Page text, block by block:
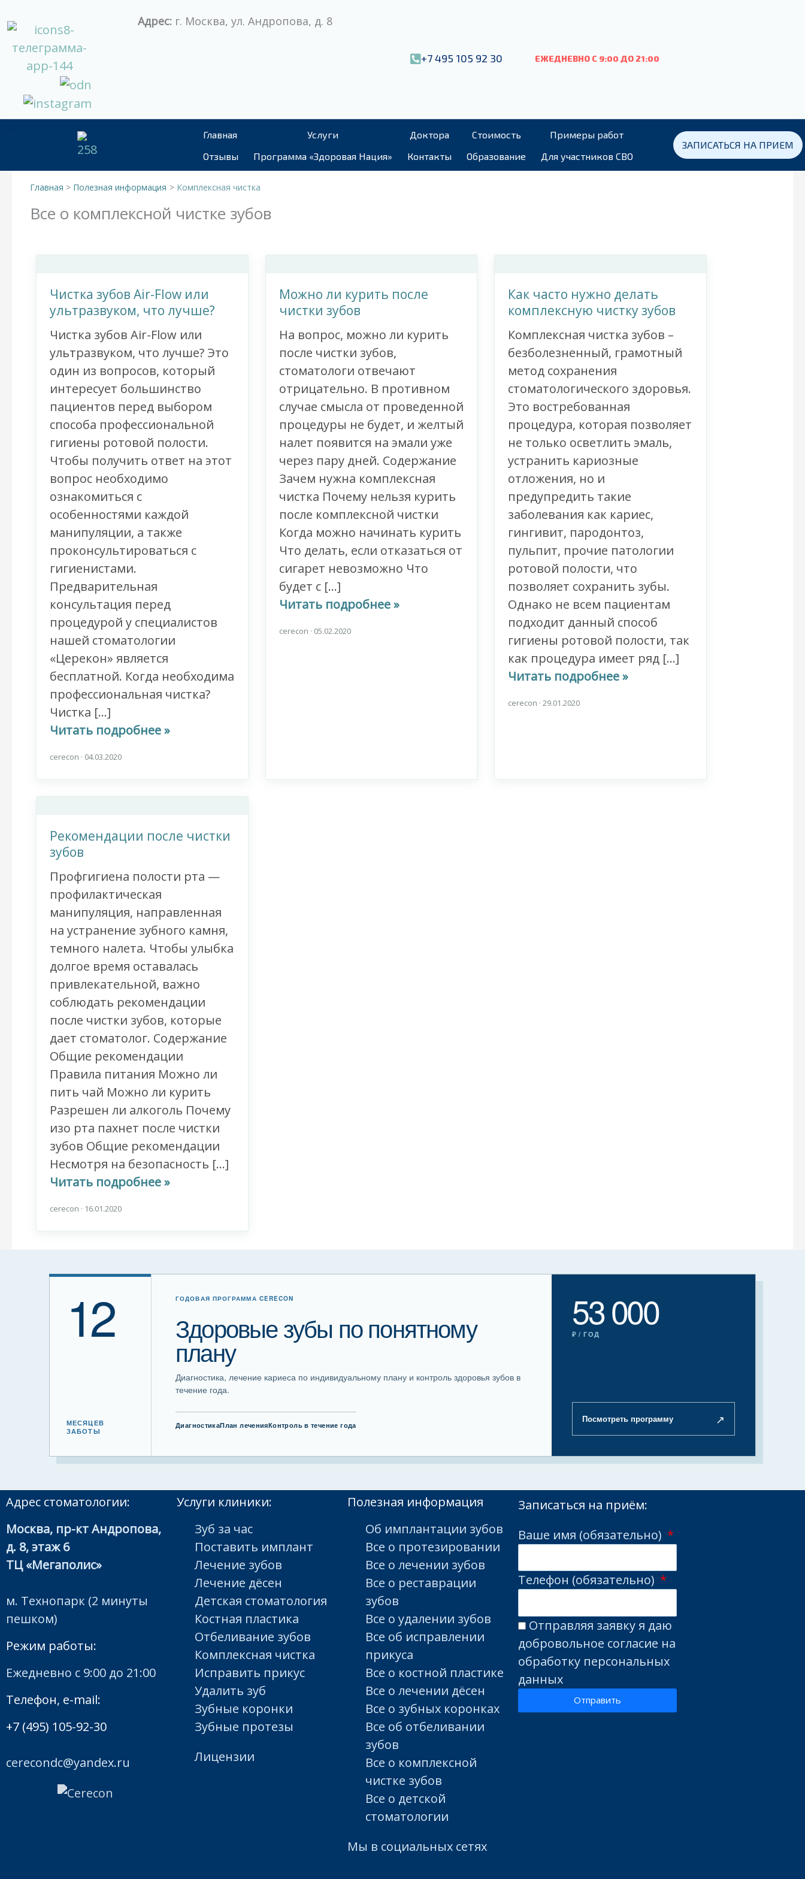
содержимому
Адрес: г. Москва, ул. Андропова, д. 8
+7 495 105 92 30 ЕЖЕДНЕВНО С 9:00 ДО 21:00
Главная Услуги Доктора Стоимость
Примеры работ
Отзывы
Программа «Здоровая Нация» Контакты Образование Для участников СВО
ЗАПИСАТЬСЯ НА ПРИЕМ
Главная Полезная информация Комплексная чистка
Все о комплексной чистке зубов
Чистка зубов Air-Flow или
ультразвуком, что лучше?
Чистка зубов Air-Flow или
ультразвуком, что лучше? Это
один из вопросов, который
интересует большинство
пациентов перед выбором
способа профессиональной
гигиены ротовой полости.
Чтобы получить ответ на этот
вопрос необходимо
ознакомиться с
особенностями каждой
манипуляции, а также
проконсультироваться с
гигиенистами.
Предварительная
консультация перед
процедурой у специалистов
нашей стоматологии
«Церекон» является
бесплатной. Когда необходима
профессиональная чистка?
Чистка […]
Читать подробнее »
cerecon · 04.03.2020
Можно ли курить после
чистки зубов
На вопрос, можно ли курить
после чистки зубов,
стоматологи отвечают
отрицательно. В противном
случае смысла от проведенной
процедуры не будет, и желтый
налет появится на эмали уже
через пару дней. Содержание
Зачем нужна комплексная
чистка Почему нельзя курить
после комплексной чистки
Когда можно начинать курить
Что делать, если отказаться от
сигарет невозможно Что
будет с […]
Читать подробнее »
cerecon · 05.02.2020
Как часто нужно делать
комплексную чистку зубов
Комплексная чистка зубов –
безболезненный, грамотный
метод сохранения
стоматологического здоровья.
Это востребованная
процедура, которая позволяет
не только осветлить эмаль,
устранить кариозные
отложения, но и
предупредить такие
заболевания как кариес,
гингивит, пародонтоз,
пульпит, прочие патологии
ротовой полости, что
позволяет сохранить зубы.
Однако не всем пациентам
подходит данный способ
гигиены ротовой полости, так
как процедура имеет ряд […]
Читать подробнее »
cerecon ·29.01.2020
Рекомендации после чистки
зубов
Профгигиена полости рта —
профилактическая
манипуляция, направленная
на устранение зубного камня,
темного налета. Чтобы улыбка
долгое время оставалась
привлекательной, важно
соблюдать рекомендации
после чистки зубов, которые
дает стоматолог. Содержание
Общие рекомендации
Правила питания Можно ли
пить чай Можно ли курить
Разрешен ли алкоголь Почему
изо рта пахнет после чистки
зубов Общие рекомендации
Несмотря на безопасность […]
Читать подробнее »
cerecon · 16.01.2020
12
МЕСЯЦЕВ
ЗАБОТЫ
ГОДОВАЯ ПРОГРАММА CERECON
Здоровые зубы по понятному
плану
Диагностика, лечение кариеса по индивидуальному плану и контроль здоровья зубов в
течение года.
ДиагностикаПлан леченияКонтроль в течение года
53 000
₽ / ГОД
Посмотреть программу ↗
Адрес стоматологии:
Москва, пр-кт Андропова,
д. 8, этаж 6
ТЦ «Мегаполис»
м. Технопарк (2 минуты
пешком)
Режим работы:
Ежедневно с 9:00 до 21:00
Телефон, e-mail:
+7 (495) 105-92-30
cerecondc@yandex.ru
Услуги клиники:
Зуб за час
Поставить имплант
Лечение зубов
Лечение дёсен
Детская стоматология
Костная пластика
Отбеливание зубов
Комплексная чистка
Исправить прикус
Удалить зуб
Зубные коронки
Зубные протезы
Лицензии
Полезная информация
Об имплантации зубов
Все о протезировании
Все о лечении зубов
Все о реставрации
зубов
Все о удалении зубов
Все об исправлении
прикуса
Все о костной пластике
Все о лечении дёсен
Все о зубных коронках
Все об отбеливании
зубов
Все о комплексной
чистке зубов
Все о детской
стоматологии
Мы в социальных сетях
Записаться на приём:
Ваше имя (обязательно)
Телефон (обязательно)
Отправляя заявку я даю
добровольное согласие на
обработку персональных
данных
Отправить